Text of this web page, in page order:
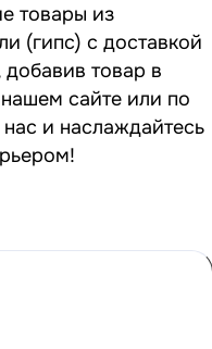
товары из
(гипс) с доставкой
товар в
сайте или по
и наслаждайтесь